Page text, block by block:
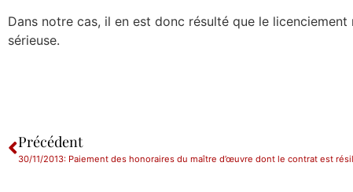
Dans notre cas, il en est donc résulté que le
sérieuse.
Précédent
30/11/2013: Paiement des honoraires du maître d’œuvre dont le contrat est